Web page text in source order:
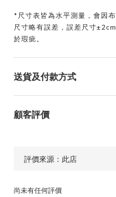
* 尺寸表皆為水平測量，會因
尺寸略有誤差，誤差尺寸
於瑕疵。
送貨及付款方式
顧客評價
尚未有任何評價